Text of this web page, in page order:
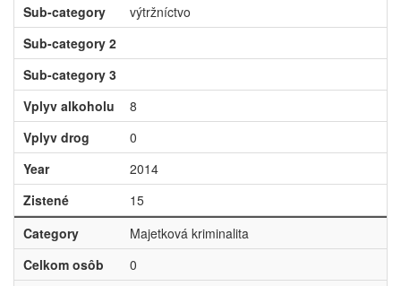
Sub-category
výtržníctvo
Sub-category 2
Sub-category 3
Vplyv alkoholu
8
Vplyv drog
0
Year
2014
Zistené
15
Category
Majetková kriminalita
Celkom osôb
0